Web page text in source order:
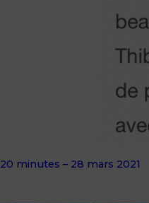
20 minutes – 28 mars 2021